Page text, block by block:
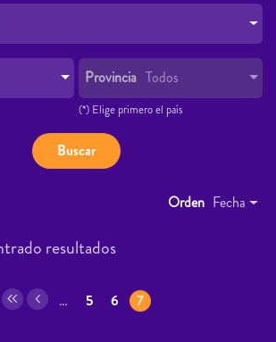
Provincia Todos
(*) Elige primero el país
Orden Fecha
resultados
… 5 6 7